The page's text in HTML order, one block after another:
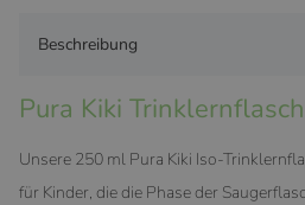
Beschreibung
Pura Kiki
Unsere 250 ml Pura Kiki Iso-
für Kinder, die die Phase der